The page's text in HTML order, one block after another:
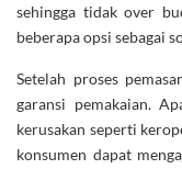
sehingga tidak over
beberapa opsi sebagai
Setelah proses
garansi pemakaian.
kerusakan seperti
konsumen dapat